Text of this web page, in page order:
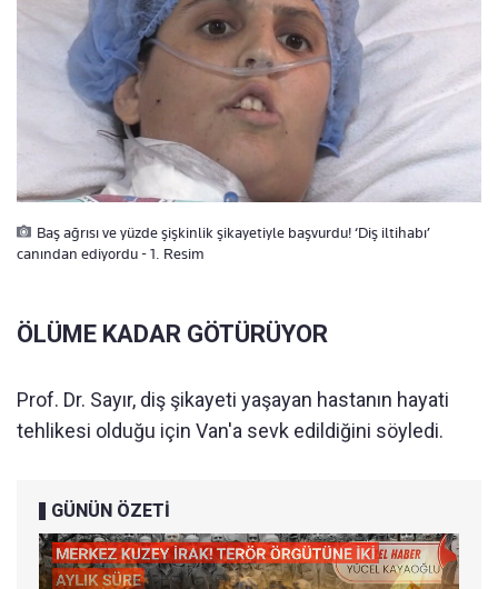
Baş ağrısı ve yüzde şişkinlik şikayetiyle başvurdu! ‘Diş iltihabı’
canından ediyordu - 1. Resim
ÖLÜME KADAR GÖTÜRÜYOR
Prof. Dr. Sayır, diş şikayeti yaşayan hastanın hayati
tehlikesi olduğu için Van'a sevk edildiğini söyledi.
GÜNÜN ÖZETİ